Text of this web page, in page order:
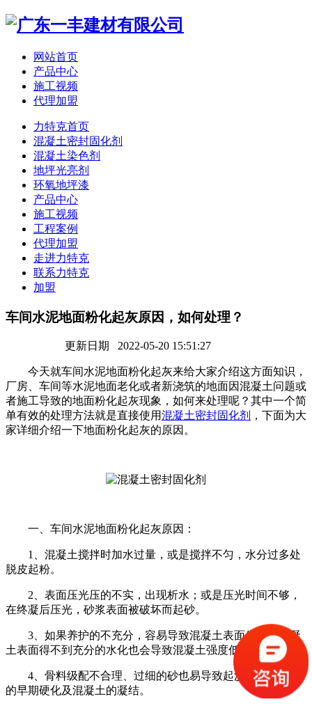
网站首页
产品中心
施工视频
代理加盟
力特克首页
混凝土密封固化剂
混凝土染色剂
地坪光亮剂
环氧地坪漆
产品中心
施工视频
工程案例
代理加盟
走进力特克
联系力特克
加盟
车间水泥地面粉化起灰原因，如何处理？
更新日期 2022-05-20 15:51:27
今天就车间水泥地面粉化起灰来给大家介绍这方面知识，
厂房、车间等水泥地面老化或者新浇筑的地面因混凝土问题或
者施工导致的地面粉化起灰现象，如何来处理呢？其中一个简
单有效的处理方法就是直接使用混凝土密封固化剂
，下面为大
家详细介绍一下地面粉化起灰的原因。
一、车间水泥地面粉化起灰原因：
1、混凝土搅拌时加水过量，或是搅拌不匀，水分过多处
脱皮起粉。
2、表面压光压的不实，出现析水；或是压光时间不够，
在终凝后压光，砂浆表面被破坏而起砂。
3、如果养护的不充分，容易导致混凝土表面失水，混凝
土表面得不到充分的水化也会导致混凝土强度低。
4、骨料级配不合理、过细的砂也易导致起沙，影响水泥
的早期硬化及混凝土的凝结。